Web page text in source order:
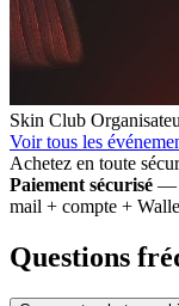
Skin Club
Voir tous les
Achetez en toute
Paiement sécurisé —
mail + compte +
Questions